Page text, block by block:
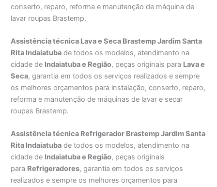
conserto, reparo, reforma e manutenção de máquina de
lavar roupas Brastemp.
Assistência técnica Lava e Seca Brastemp Jardim Santa
Rita Indaiatuba de todos os modelos, atendimento na
cidade de Indaiatuba e Região, peças originais para Lava e
Seca, garantia em todos os serviços realizados e sempre
os melhores orçamentos para instalação, conserto, reparo,
reforma e manutenção de máquinas de lavar e secar
roupas Brastemp.
Assistência técnica Refrigerador Brastemp Jardim Santa
Rita Indaiatuba de todos os modelos, atendimento na
cidade de Indaiatuba e Região, peças originais
para Refrigeradores, garantia em todos os serviços
realizados e sempre os melhores orçamentos para